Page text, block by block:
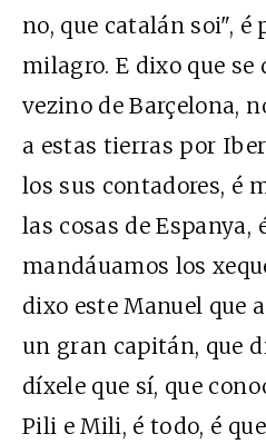
no, que catalán soi", é
milagro. E dixo que se
vezino de Barçelona,
a estas tierras por
los sus contadores, é
las cosas de Espanya,
mandáuamos los
dixo este Manuel que
un gran capitán, que
díxele que sí, que
Pili e Mili, é todo, é